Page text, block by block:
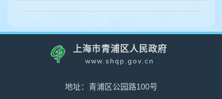
上海市青浦区人民政府
www.shqp.gov.cn
地址：青浦区公园路100号